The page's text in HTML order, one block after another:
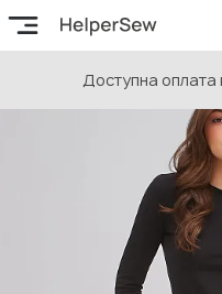
Доступна оплата